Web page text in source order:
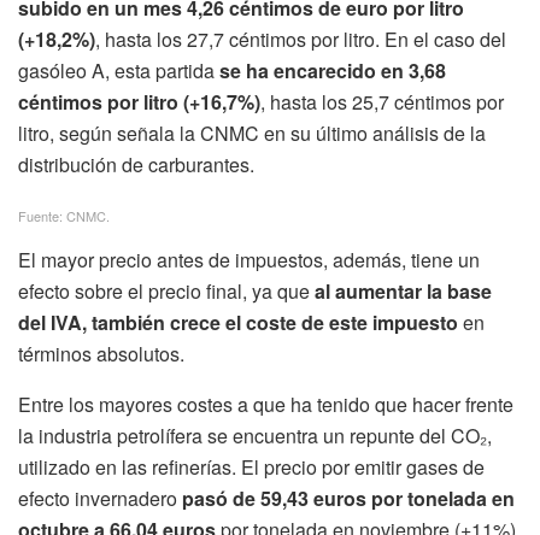
subido en un mes 4,26 céntimos de euro por litro
(+18,2%), hasta los 27,7 céntimos por litro. En el caso del
gasóleo A, esta partidase ha encarecido en 3,68
céntimos por litro (+16,7%), hasta los 25,7 céntimos por
litro, según señala la CNMC en su último análisis de la
distribución de carburantes.
Fuente: CNMC.
El mayor precio antes de impuestos, además, tiene un
efecto sobre el precio final, ya queal aumentar la base
del IVA, también crece el coste de este impuesto en
términos absolutos.
Entre los mayores costes a que ha tenido que hacer frente
la industria petrolífera se encuentra un repunte del CO₂,
utilizado en las refinerías. El precio por emitir gases de
efecto invernadero pasó de 59,43 euros por tonelada en
octubre a 66,04 eurospor tonelada en noviembre (+11%).